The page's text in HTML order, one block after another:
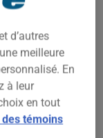
SAINTE-
facteurs : la
l'année de
d’autres
meilleure
En
à leur
en tout
témoins